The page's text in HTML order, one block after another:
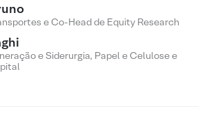
e Co-Head de Equity Research
e Siderurgia, Papel e Celulose e